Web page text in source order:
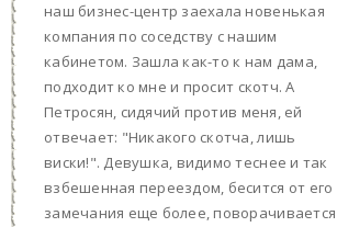
наш бизнес-центр заехала новенькая
компания по соседству с нашим
кабинетом. Зашла как-то к нам дама,
подходит ко мне и просит скотч. А
Петросян, сидячий против меня, ей
отвечает: "Никакого скотча, лишь
виски!". Девушка, видимо теснее и так
взбешенная переездом, бесится от его
замечания еще более, поворачивается